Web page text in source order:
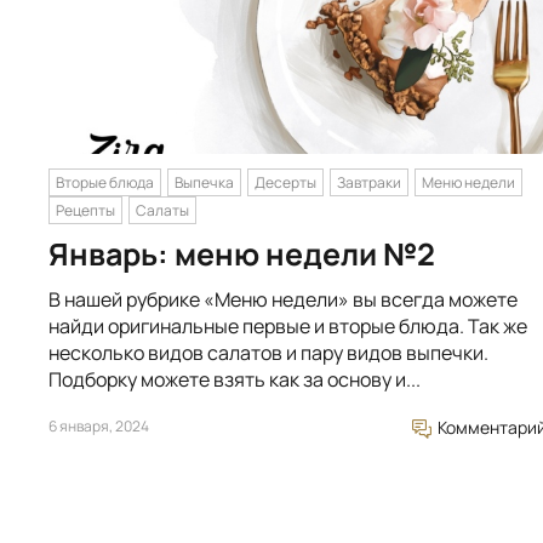
Вторые блюда Выпечка Десерты Завтраки
Меню недели
Рецепты
Салаты
Январь: меню недели №2
В нашей рубрике «Меню недели» вы всегда можете
найди оригинальные первые и вторые блюда. Так же
несколько видов салатов и пару видов выпечки.
Подборку можете взять как за основу и...
6 января, 2024